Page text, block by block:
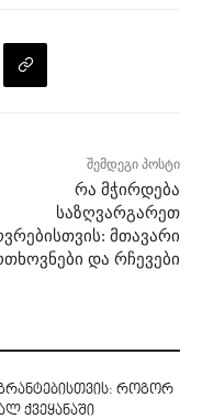
შემდეგი პოსტი
რა მჭირდება
საზღვარგარეთ
მთავარი
და რჩევები
როგორ
ქვეყანაში